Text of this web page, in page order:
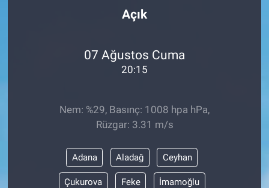
Açık
07 Ağustos Cuma
20:15
Nem: %29, Basınç: 1008 hpa hPa,
Rüzgar: 3.31 m/s
Adana Aladağ Ceyhan
Çukurova Feke İmamoğlu